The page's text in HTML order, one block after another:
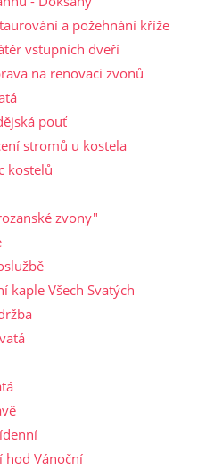
a požehnání kříže
vstupních dveří
na renovaci zvonů
pouť
stromů u kostela
kostelů
zvony"
kaple Všech Svatých
hod Vánoční